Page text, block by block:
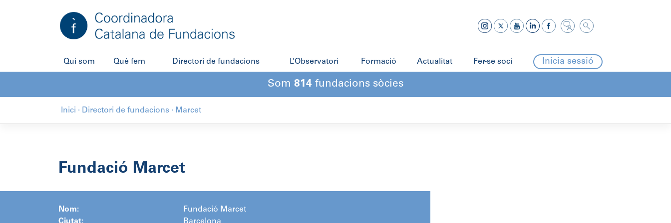
Qui som Què fem Directori de fundacions L’Observatori Formació Actualitat Fer-se soci Inicia sessió
Som 814 fundacions sòcies
Inici · Directori de fundacions · Marcet
Fundació Marcet
Nom:
Fundació Marcet